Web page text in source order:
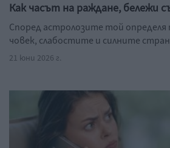
Как часът на раждане, бележи
Според астролозите той определя
човек, слабостите и силните
21 юни 2026 г.